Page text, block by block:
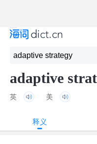
adaptive
英 美
释义